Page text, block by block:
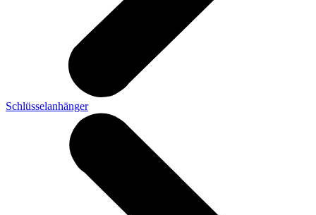
Schlüsselanhänger